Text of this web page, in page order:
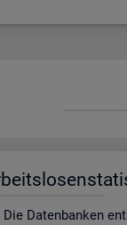
Die Da­ten­ban­ken